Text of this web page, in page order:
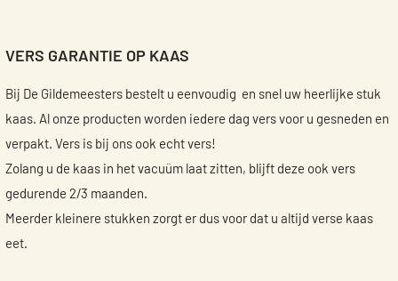
VERS GARANTIE OP KAAS
Bij De Gildemeesters bestelt u eenvoudig en snel uw heerlijke stuk
kaas. Al onze producten worden iedere dag vers voor u gesneden en
verpakt. Vers is bij ons ook echt vers!
Zolang u de kaas in het vacuüm laat zitten, blijft deze ook vers
gedurende 2/3 maanden.
Meerder kleinere stukken zorgt er dus voor dat u altijd verse kaas
eet.